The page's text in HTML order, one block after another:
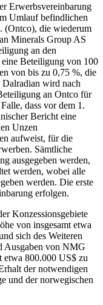
Erwerbsvereinbarung
Umlauf befindlichen
(Ontco), die wiederum
Minerals Group AS
an den
Beteiligung von 100
von bis zu 0,75 %, die
Dalradian wird nach
an Ontco für
dass vor dem 1.
Bericht eine
Unzen
aufweist, für die
Sämtliche
ausgegeben werden,
werden, wobei alle
werden. Die erste
erfolgen.
Konzessionsgebiete
von insgesamt etwa
sich des Weiteren
Ausgaben von NMG
etwa 800.000 US$ zu
der notwendigen
und der norwegischen